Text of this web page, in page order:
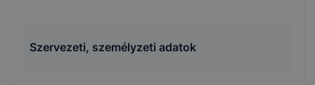
Szervezeti, személyzeti adatok